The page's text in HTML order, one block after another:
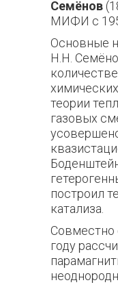
Семёнов
МИФИ с
Основные
Н.Н.
теории
газовых
построил
катализа.
Совместно
году